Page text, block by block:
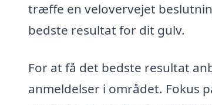
træffe en velovervejet
bedste resultat for dit gulv.
For at få det bedste resultat
anmeldelser i området. Fokus